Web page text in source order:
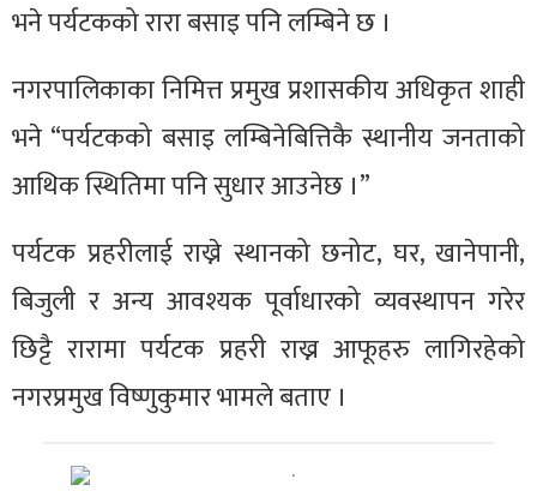
भने पर्यटकको रारा बसाइ पनि लम्बिने छ ।
नगरपालिकाका निमित्त प्रमुख प्रशासकीय अधिकृत शाही
भने “पर्यटकको बसाइ लम्बिनेबित्तिकै स्थानीय जनताको
आथिक स्थितिमा पनि सुधार आउनेछ ।”
पर्यटक प्रहरीलाई राख्ने स्थानको छनोट, घर, खानेपानी,
बिजुली र अन्य आवश्यक पूर्वाधारको व्यवस्थापन गरेर
छिट्टै रारामा पर्यटक प्रहरी राख्न आफूहरु लागिरहेको
नगरप्रमुख विष्णुकुमार भामले बताए ।